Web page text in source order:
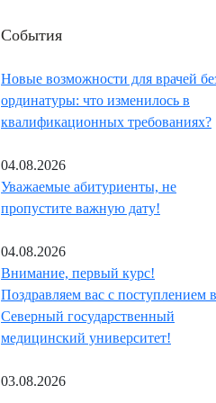
События
Новые возможности для врачей
ординатуры: что изменилось в
квалификационных требованиях?
04.08.2026
Уважаемые абитуриенты, не
пропустите важную дату!
04.08.2026
Внимание, первый курс!
Поздравляем вас с поступлением в
Северный государственный
медицинский университет!
03.08.2026